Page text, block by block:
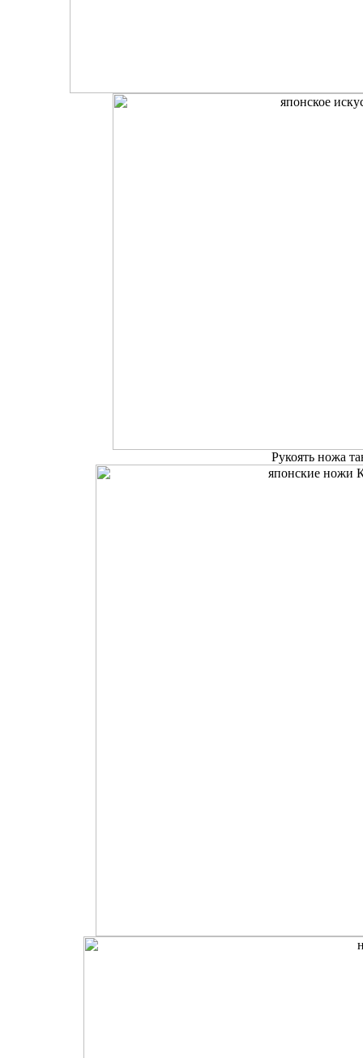
Рукоять ножа